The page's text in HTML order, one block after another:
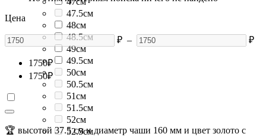
47.5см
48см
48.5см
49см
49.5см
50см
50.5см
51см
51.5см
52см
52.5см
Цена
₽ – ₽
1750₽
1750₽
🏆 высотой 37.5 см и диаметр чаши 160 мм и цвет золото с